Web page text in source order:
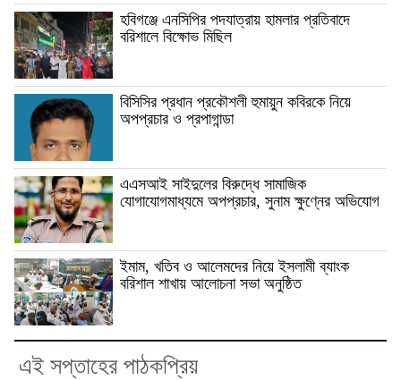
হবিগঞ্জে এনসিপির পদযাত্রায় হামলার প্রতিবাদে
বরিশালে বিক্ষোভ মিছিল
বিসিসির প্রধান প্রকৌশলী হুমায়ুন কবিরকে নিয়ে
অপপ্রচার ও প্রপাগান্ডা
এএসআই সাইদুলের বিরুদ্ধে সামাজিক
যোগাযোগমাধ্যমে অপপ্রচার, সুনাম ক্ষুণ্নের অভিযোগ
ইমাম, খতিব ও আলেমদের নিয়ে ইসলামী ব্যাংক
বরিশাল শাখায় আলোচনা সভা অনুষ্ঠিত
এই সপ্তাহের পাঠকপ্রিয়